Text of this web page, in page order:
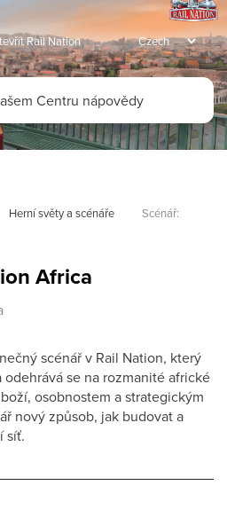
Rail Nation
Herní světy a scénáře
Scénář:
Africa
scénář v Rail Nation, který
se na rozmanité africké
osobnostem a strategickým
nový způsob, jak budovat a
síť.